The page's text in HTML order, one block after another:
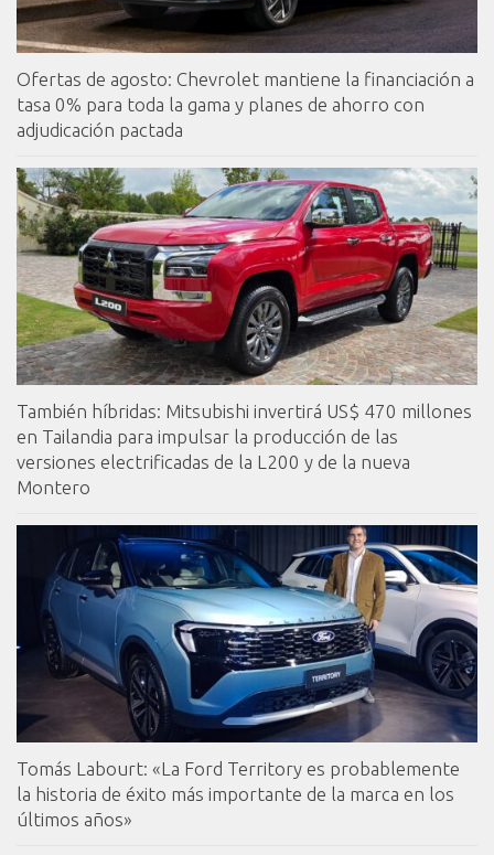
Ofertas de agosto: Chevrolet mantiene la financiación a
tasa 0% para toda la gama y planes de ahorro con
adjudicación pactada
También híbridas: Mitsubishi invertirá US$ 470 millones
en Tailandia para impulsar la producción de las
versiones electrificadas de la L200 y de la nueva
Montero
Tomás Labourt: «La Ford Territory es probablemente
la historia de éxito más importante de la marca en los
últimos años»